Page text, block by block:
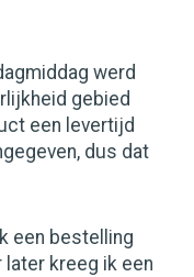
werd
gebied
een levertijd
dus dat
een bestelling
later kreeg ik een